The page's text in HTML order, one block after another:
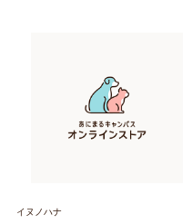
イヌノハナ